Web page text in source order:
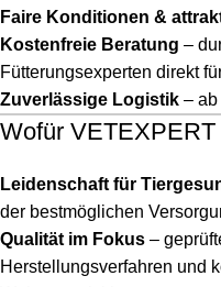
Faire Konditionen &
Kostenfreie Beratung –
Fütterungsexperten direkt
Zuverlässige Logistik – ab
Wofür VETEXPERT
Leidenschaft für
der bestmöglichen
Qualität im Fokus –
Herstellungsverfahren und